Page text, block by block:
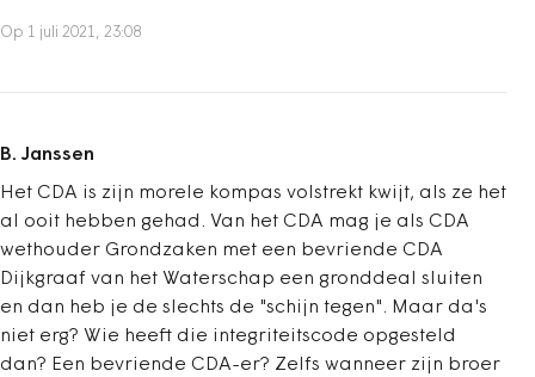
Op 1 juli 2021, 23:08
B. Janssen
Het CDA is zijn morele kompas volstrekt kwijt, als ze het
al ooit hebben gehad. Van het CDA mag je als CDA
wethouder Grondzaken met een bevriende CDA
Dijkgraaf van het Waterschap een gronddeal sluiten
en dan heb je de slechts de "schijn tegen". Maar da's
niet erg? Wie heeft die integriteitscode opgesteld
dan? Een bevriende CDA-er? Zelfs wanneer zijn broer